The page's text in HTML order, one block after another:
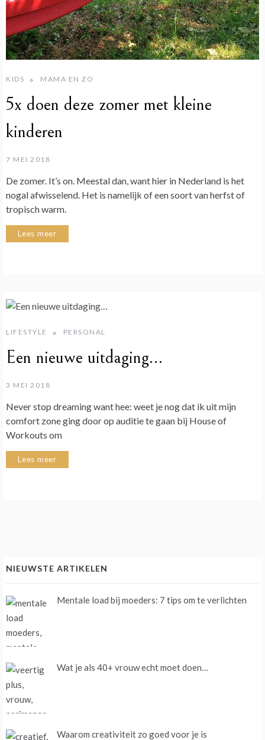
KIDS MAMA EN ZO
5x doen deze zomer met kleine
kinderen
7 MEI 2018
De zomer. It’s on. Meestal dan, want hier in Nederland is het
nogal afwisselend. Het is namelijk of een soort van herfst of
tropisch warm.
Lees meer
LIFESTYLE PERSONAL
Een nieuwe uitdaging…
3 MEI 2018
Never stop dreaming want hee: weet je nog dat ik uit mijn
comfort zone ging door op auditie te gaan bij House of
Workouts om
Lees meer
NIEUWSTE ARTIKELEN
Mentale load bij moeders: 7 tips om te verlichten
Wat je als 40+ vrouw echt moet doen…
Waarom creativiteit zo goed voor je is